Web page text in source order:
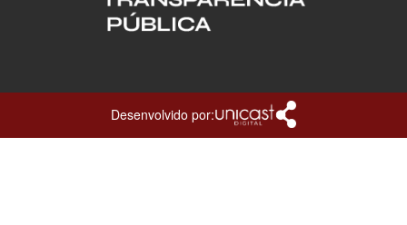
Desenvolvido por: